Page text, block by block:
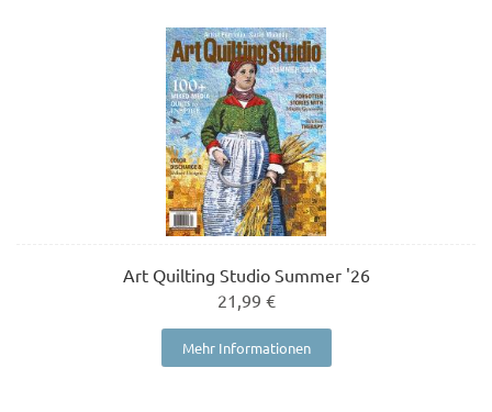
Art Quilting Studio Summer '26
21,99 €
Mehr Informationen